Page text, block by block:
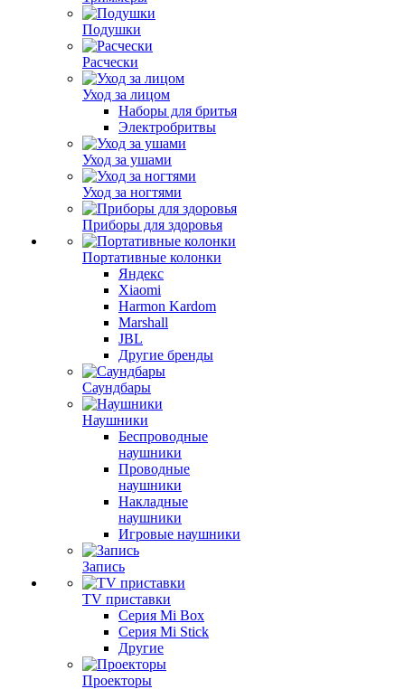
Подушки
Расчески
Уход за лицом
Наборы для бритья
Электробритвы
Уход за ушами
Уход за ногтями
Приборы для здоровья
Портативные колонки
Яндекс
Xiaomi
Harmon Kardom
Marshall
JBL
Другие бренды
Саундбары
Наушники
Беспроводные
наушники
Проводные
наушники
Накладные
наушники
Игровые наушники
Запись
TV приставки
Серия Mi Box
Серия Mi Stick
Другие
Проекторы